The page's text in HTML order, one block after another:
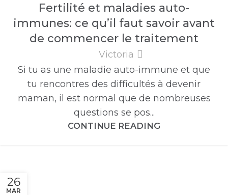
Fertilité et maladies auto-
immunes: ce qu’il faut savoir avant
de commencer le traitement
Victoria
Si tu as une maladie auto-immune et que
tu rencontres des difficultés à devenir
maman, il est normal que de nombreuses
questions se pos...
CONTINUE READING
26
MAR